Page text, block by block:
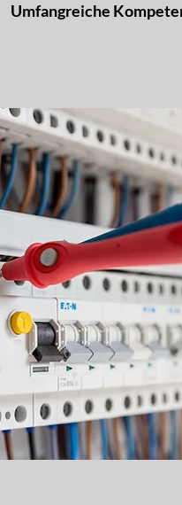
Umfangreiche